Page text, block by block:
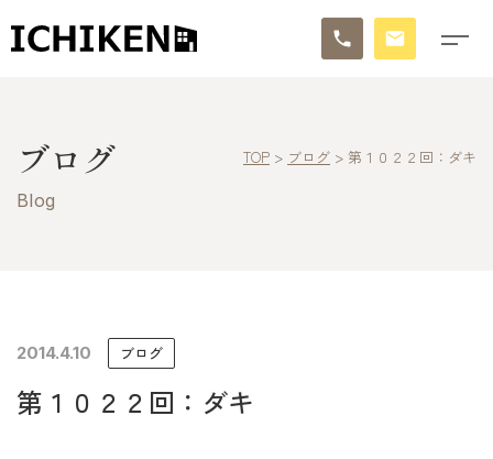
ブログ
イチケンの家づくり
モデルハウス
ブログ
Blog
TOP > ブログ > 第１０２２回：ダキ
2014.4.10 ブログ
第１０２２回：ダキ